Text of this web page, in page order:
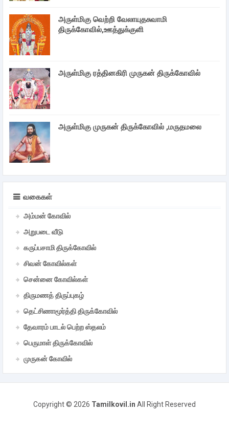
அருள்மிகு வெற்றி வேலாயுதசுவாமி
திருக்கோவில்,ஊத்துக்குளி
அருள்மிகு ரத்தினகிரி முருகன் திருக்கோவில்
அருள்மிகு முருகன் திருக்கோவில் ,மருதமலை
வகைகள்
அம்மன் கோவில்
அறுபடை வீடு
கருப்பசாமி திருக்கோவில்
சிவன் கோவில்கள்
சென்னை கோவில்கள்
திருமணத் திருப்புகழ்
தெட்சிணாமூர்த்தி திருக்கோவில்
தேவாரம் பாடல் பெற்ற ஸ்தலம்
பெருமாள் திருக்கோவில்
முருகன் கோவில்
Copyright © 2026 Tamilkovil.in All Right Reserved